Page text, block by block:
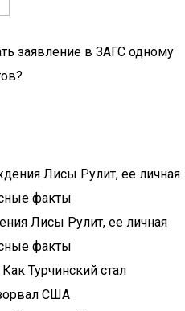
заявление в ЗАГС одному
Лисы Рулит, ее личная
факты